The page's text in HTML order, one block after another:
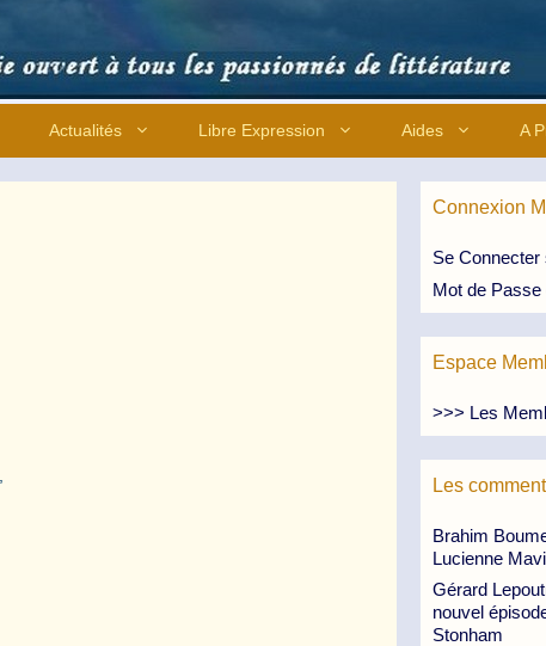
Actualités Libre Expression Aides A
Connexion
Se Connecter
Mot de Passe
Espace
>>> Les
Les
Brahim
Lucienne
Gérard
nouvel
Stonham